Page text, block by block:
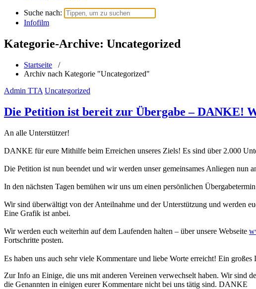
Suche nach:
Infofilm
Kategorie-Archive: Uncategorized
Startseite /
Archiv nach Kategorie "Uncategorized"
Admin TTA Uncategorized
Die Petition ist bereit zur Übergabe – DANKE!
An alle Unterstützer!
DANKE für eure Mithilfe beim Erreichen unseres Ziels! Es sind über 2.000
Die Petition ist nun beendet und wir werden unser gemeinsames Anliegen nun
In den nächsten Tagen bemühen wir uns um einen persönlichen
Wir sind überwältigt von der Anteilnahme und der Unterstützung und werden
Eine Grafik ist anbei.
Wir werden euch weiterhin auf dem Laufenden halten – über unsere Webseite
Fortschritte posten.
Es haben uns auch sehr viele Kommentare und liebe Worte erreicht! Ein
Zur Info an Einige, die uns mit anderen Vereinen verwechselt haben. Wir sind
die Genannten in einigen eurer Kommentare nicht bei uns tätig sind. DANKE